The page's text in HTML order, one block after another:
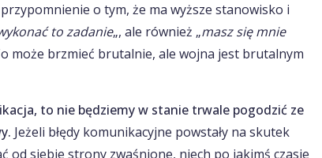
o tym, że ma wyższe stanowisko i
to zadanie„, ale również „masz się mnie
może brzmieć brutalnie, ale wojna jest brutalnym
to nie będziemy w stanie trwale pogodzić ze
Jeżeli błędy komunikacyjne powstały na skutek
od siebie strony zwaśnione, niech po jakimś czasie